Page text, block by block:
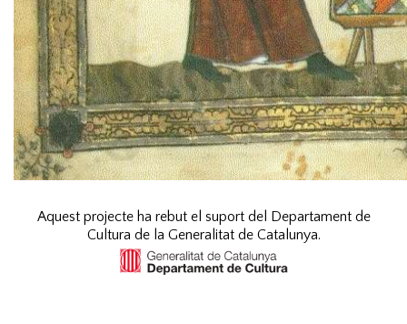
Aquest projecte ha rebut el suport del Departament de
Cultura de la Generalitat de Catalunya.